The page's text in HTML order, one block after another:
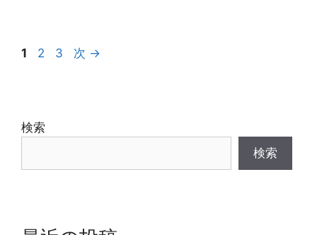
投
ゲ
ー
ペ
1
ペ
2
ペ
3 次 →
検索
検索